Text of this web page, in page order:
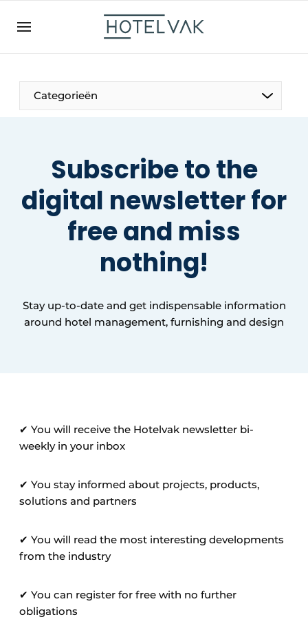
EN
NL
EN
FR
Categorieën
The Pen
International
Projects
Housekeeping
Subscribe to the
digital newsletter for
freeand miss
nothing!
Stay up-to-date and get indispensable information
around hotel management, furnishing and design
✔ You will receive the Hotelvak newsletter bi-
weekly in your inbox
✔ You stay informed about projects, products,
solutions and partners
✔ You will read the most interesting developments
from the industry
✔ You can register for free with no further
obligations